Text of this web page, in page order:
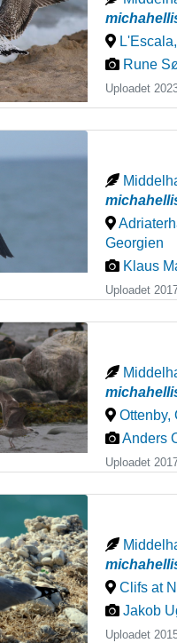
Rune
Uploadet
Georgien
Klaus
Uploadet
Ottenby,
Anders
Uploadet
Clifs at
Jakob
Uploadet